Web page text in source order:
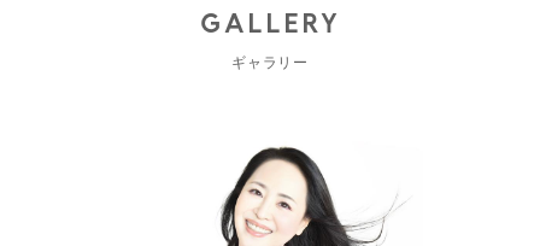
GALLERY
ギャラリー